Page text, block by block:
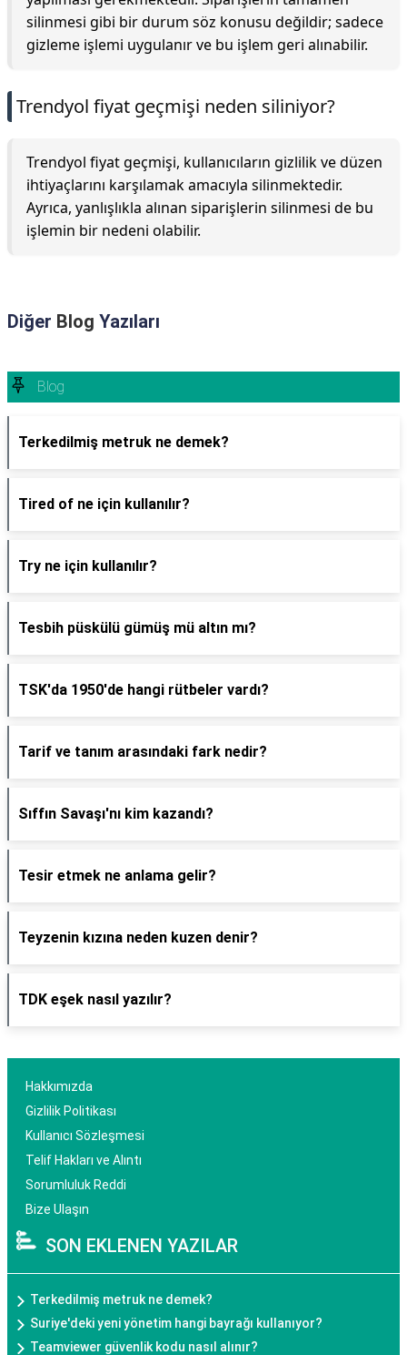
silinmesi gibi bir durum söz konusu değildir; sadece
gizleme işlemi uygulanır ve bu işlem geri alınabilir.
Trendyol fiyat geçmişi neden siliniyor?
Trendyol fiyat geçmişi, kullanıcıların gizlilik ve düzen
ihtiyaçlarını karşılamak amacıyla silinmektedir.
Ayrıca, yanlışlıkla alınan siparişlerin silinmesi de bu
işlemin bir nedeni olabilir.
Diğer Blog Yazıları
Blog
Terkedilmiş metruk ne demek?
Tired of ne için kullanılır?
Try ne için kullanılır?
Tesbih püskülü gümüş mü altın mı?
TSK'da 1950'de hangi rütbeler vardı?
Tarif ve tanım arasındaki fark nedir?
Sıffın Savaşı'nı kim kazandı?
Tesir etmek ne anlama gelir?
Teyzenin kızına neden kuzen denir?
TDK eşek nasıl yazılır?
Hakkımızda
Gizlilik Politikası
Kullanıcı Sözleşmesi
Telif Hakları ve Alıntı
Sorumluluk Reddi
Bize Ulaşın
SON EKLENEN YAZILAR
Terkedilmiş metruk ne demek?
Suriye'deki yeni yönetim hangi bayrağı kullanıyor?
Teamviewer güvenlik kodu nasıl alınır?